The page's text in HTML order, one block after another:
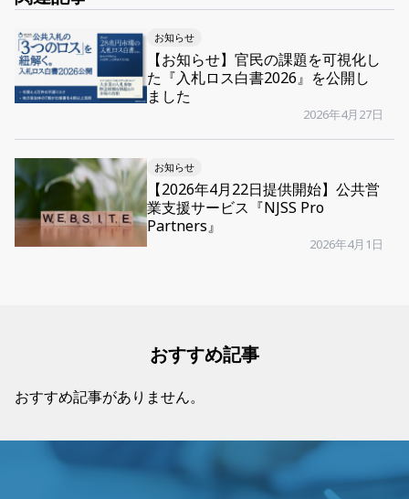
お知らせ
【お知らせ】官民の課題を可視化し
た『入札ロス白書2026』を公開し
ました
2026年4月27日
お知らせ
【2026年4月22日提供開始】公共営
業支援サービス『NJSS Pro
Partners』
2026年4月1日
おすすめ記事
おすすめ記事がありません。